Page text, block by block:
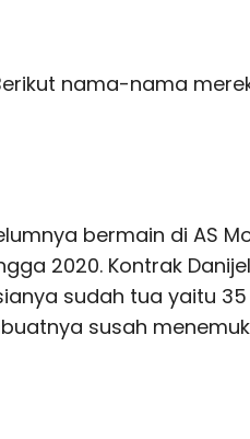
nama-nama
bermain di AS
2020. Kontrak Danijel
sudah tua yaitu
susah